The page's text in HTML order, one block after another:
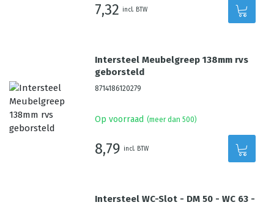
7,32 incl. BTW
Intersteel Meubelgreep 138mm rvs
geborsteld
8714186120279
Op voorraad (meer dan 500)
8,79 incl. BTW
Intersteel WC-Slot - DM 50 - WC 63 -